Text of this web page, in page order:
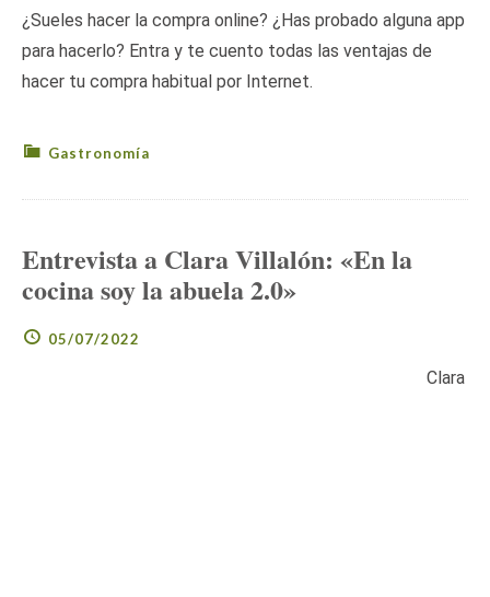
¿Sueles hacer la compra online? ¿Has probado alguna app
para hacerlo? Entra y te cuento todas las ventajas de
hacer tu compra habitual por Internet.
Gastronomía
Entrevista a Clara Villalón: «En la
cocina soy la abuela 2.0»
05/07/2022
Clara